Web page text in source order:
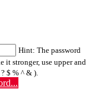
Hint: The password
it stronger, use upper and
$ % ^ & ).